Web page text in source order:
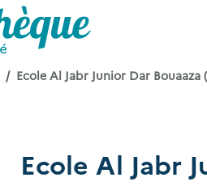
Ecole Al Jabr Junior Dar Bouaaza
Ecole Al Jabr